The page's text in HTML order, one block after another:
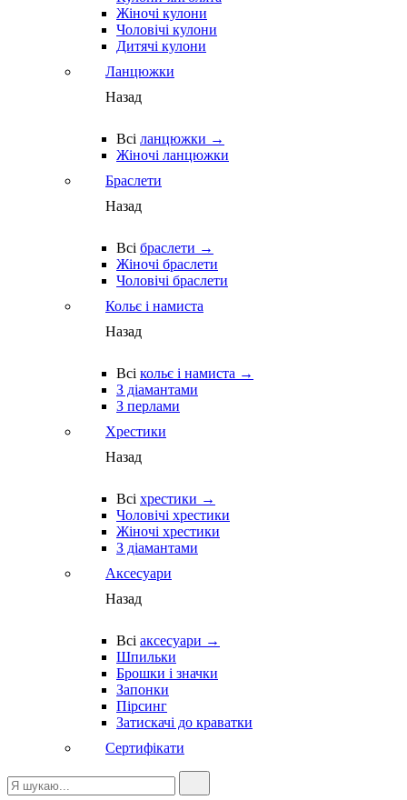
Жіночі кулони
Чоловічі кулони
Дитячі кулони
Ланцюжки
Назад
Всі ланцюжки →
Жіночі ланцюжки
Браслети
Назад
Всі браслети →
Жіночі браслети
Чоловічі браслети
Кольє і намиста
Назад
Всі кольє і намиста →
З діамантами
З перлами
Хрестики
Назад
Всі хрестики →
Чоловічі хрестики
Жіночі хрестики
З діамантами
Аксесуари
Назад
Всі аксесуари →
Шпильки
Брошки і значки
Запонки
Пірсинг
Затискачі до краватки
Сертифікати